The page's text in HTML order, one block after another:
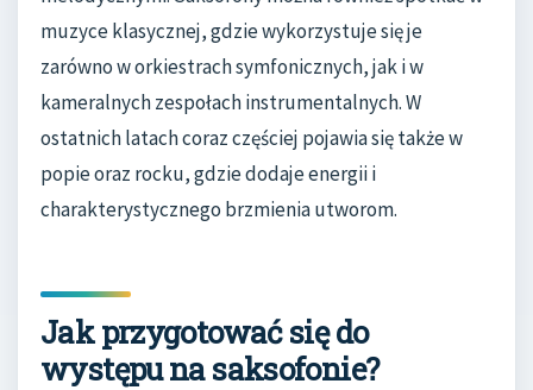
muzyce klasycznej, gdzie wykorzystuje się je
zarówno w orkiestrach symfonicznych, jak i w
kameralnych zespołach instrumentalnych. W
ostatnich latach coraz częściej pojawia się także w
popie oraz rocku, gdzie dodaje energii i
charakterystycznego brzmienia utworom.
Jak przygotować się do
występu na saksofonie?